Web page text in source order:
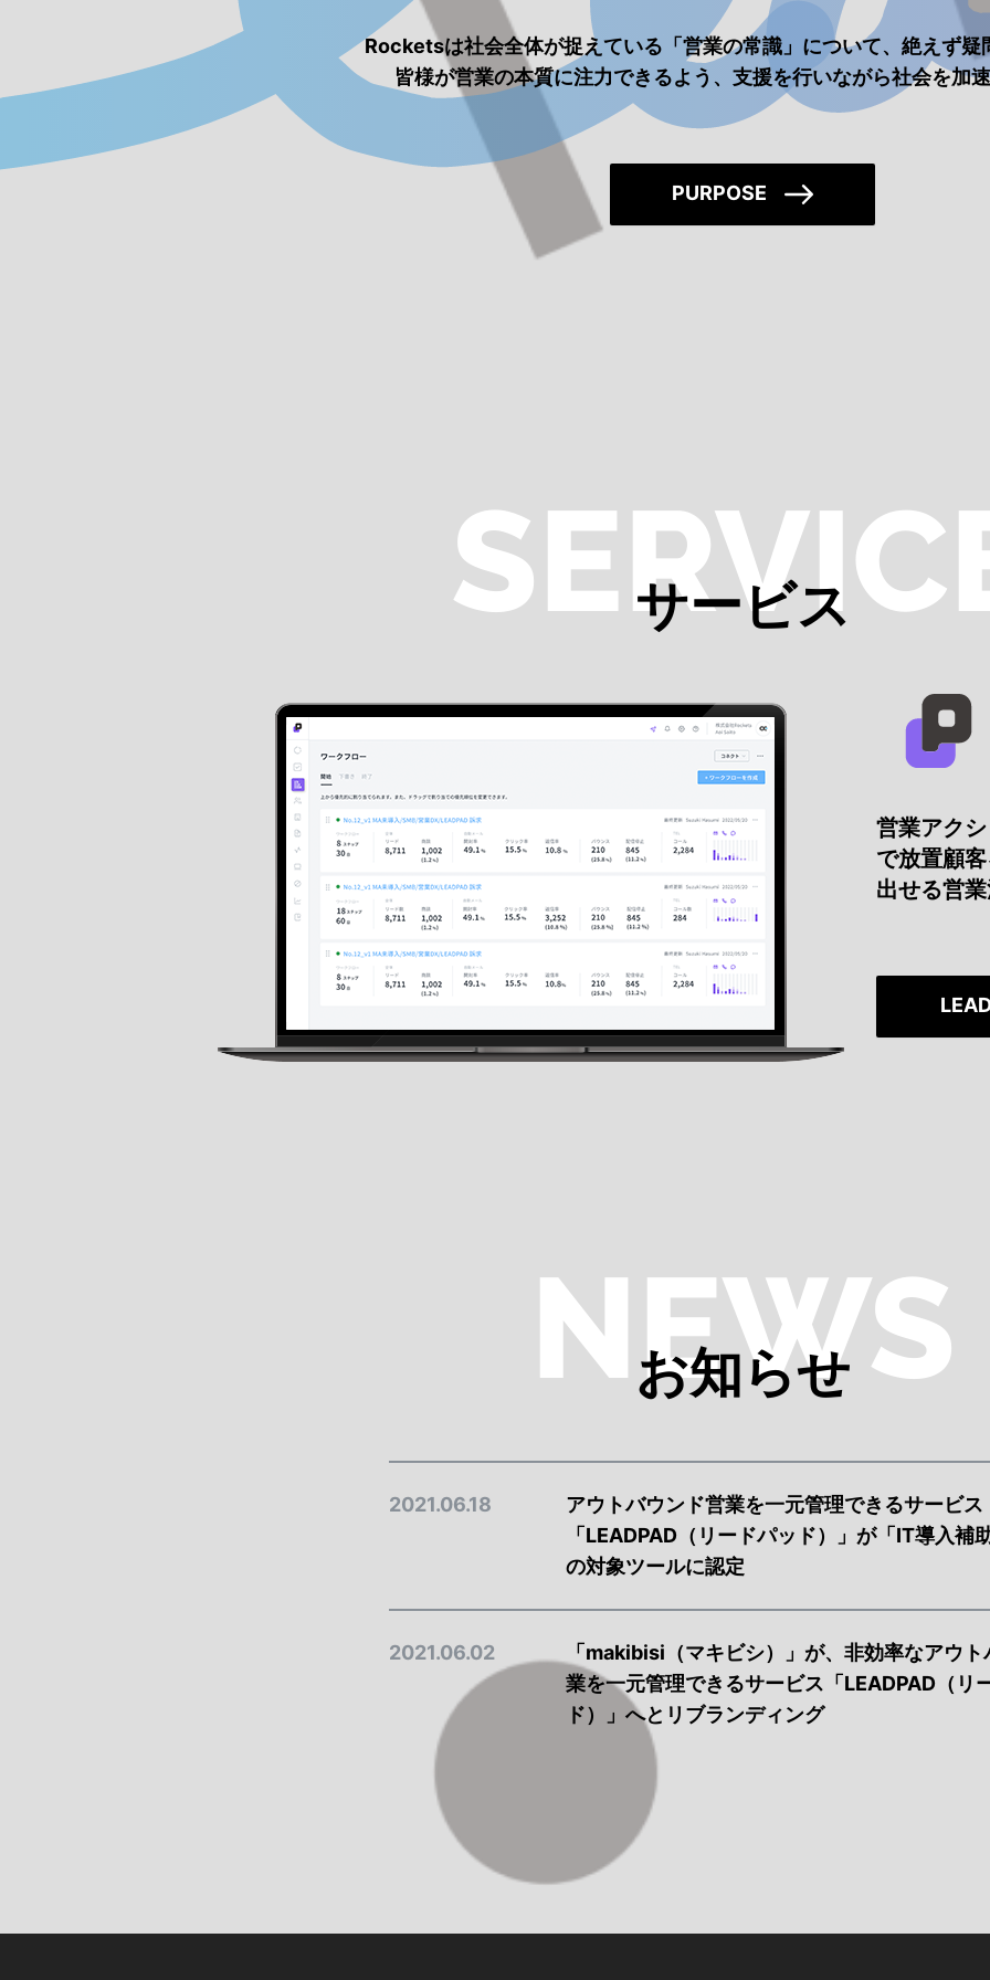
Rocketsは社会全体が捉えている「営業の常識」について、絶えず疑
皆様が営業の本質に注力できるよう、支援を行いながら社会を加
PURPOSE
サービス
営業アク
で放置顧
出せる営
NEWS
お知らせ
2021.06.18
アウトバウンド営業を一元管理できるサービス
「LEADPAD（リードパッド）」が「IT導入補
の対象ツールに認定
2021.06.02
「makibisi（マキビシ）」が、非効率なアウ
業を一元管理できるサービス「LEADPAD（リ
ド）」へとリブランディング